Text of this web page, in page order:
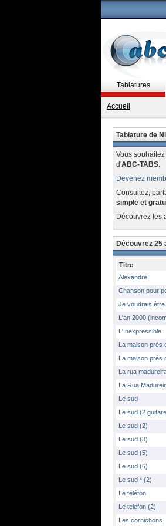
Tablatures
Accueil
Tablature de
Vous
d'ABC-TABS.
Devenez
Consultez,
simple et
Découvrez les
Découvrez 25
Titre
Alexandre
Chanson pour
Je voudrais être
L'an 2000
L'Inexpressible
La maison près
La maison près
La rua
La Rua
Le sud
Le sud (2
Le sud (2)
Le sud (3)
Le sud (5)
Le sud (6)
Le sud * (2)
Le téléfon
Le telefon (2)
Les cornichons